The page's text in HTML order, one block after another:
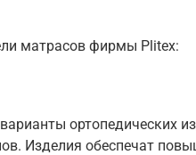
матрасов фирмы Plitex:
ортопедических
Изделия обеспечат